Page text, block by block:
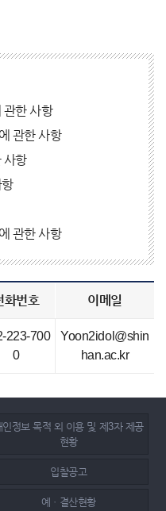
관한 사항
관한 사항
사항
관한 사항
화번호 이메일
223-700
0
Yoon2idol@shin
han.ac.kr
인정보 목적 외 이용 및 제3자 제공
현황
입찰공고
예ㆍ결산현황